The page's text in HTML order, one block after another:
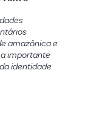
amazônica e
importante
identidade